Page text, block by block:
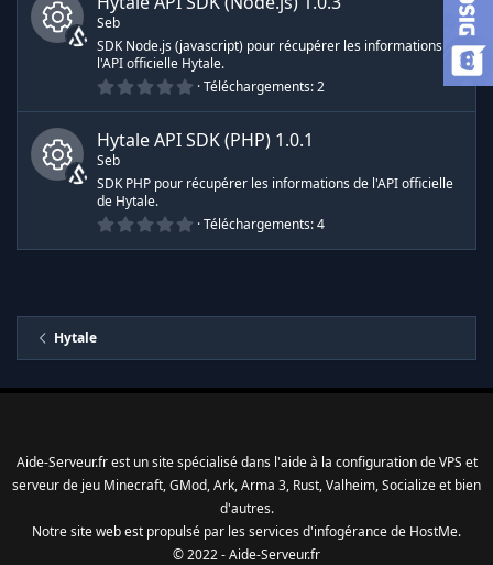
c
ô
e
e
r
s
s
Seb
SDK Node.js (javascript) pour récupérer les informations de
l'API officielle Hytale.
0
0
0
é
o
i
e
(
Téléchargements 2
c
ô
n
e
e
r
Hytale API SDK (PHP) 1.0.1
Seb
SDK PHP pour récupérer les informations de l'API officielle
de Hytale.
0
0
o
e
(
Téléchargements 4
Hytale
Aide-Serveur.fr est un site spécialisé dans l'aide à la configuration de VPS et
serveur de jeu Minecraft, GMod, Ark, Arma 3, Rust, Valheim, Socialize et bien
d'autres.
Notre site web est propulsé par les services d'infogérancede HostMe.
© 2022 - Aide-Serveur.fr